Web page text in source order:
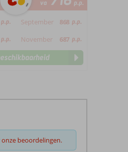
va p.p.
p.p. September 868 p.p.
p.p. November 687 p.p.
beoordelingen.